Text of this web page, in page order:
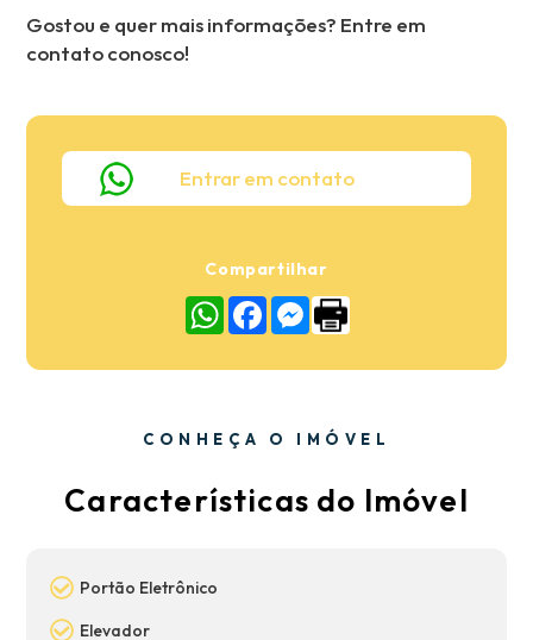
Gostou e quer mais informações? Entre em
contato conosco!
Entrar em contato
Compartilhar
WhatsApp
FacebookMessenger
CONHEÇA O IMÓVEL
Características do Imóvel
Portão Eletrônico
Elevador